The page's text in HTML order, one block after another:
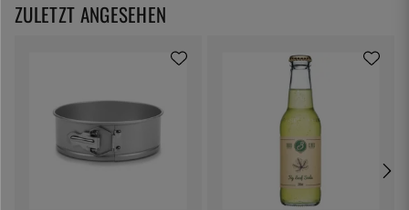
ZULETZT ANGESEHEN